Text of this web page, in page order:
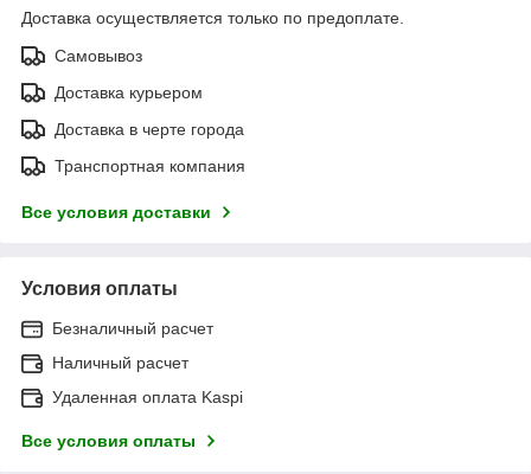
Доставка осуществляется только по предоплате.
Самовывоз
Доставка курьером
Доставка в черте города
Транспортная компания
Все условия доставки
Условия оплаты
Безналичный расчет
Наличный расчет
Удаленная оплата Kaspi
Все условия оплаты